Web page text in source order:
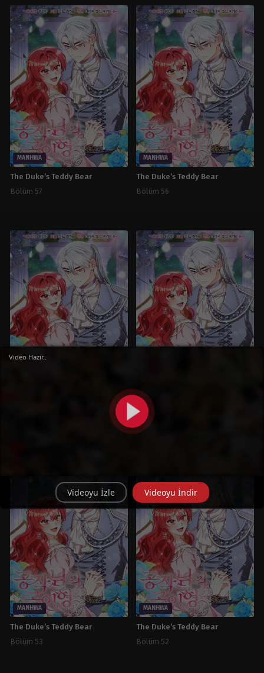
MANHWA
The Duke’s Teddy Bear
Bölüm 57
MANHWA
The Duke’s Teddy Bear
Bölüm 56
The Duke’s Teddy Bear
Bölüm 54
MANHWA
The Duke’s Teddy Bear
Bölüm 53
MANHWA
The Duke’s Teddy Bear
Bölüm 52
Video Hazır..
Videoyu İzle Videoyu İndir